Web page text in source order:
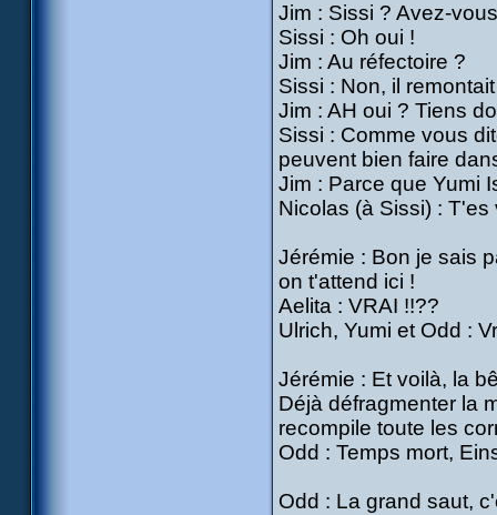
Jim : Sissi ? Avez-
Sissi : Oh oui !
Jim : Au réfectoire ?
Sissi : Non, il
Jim : AH oui ? Tiens
Sissi : Comme vous
peuvent bien faire
Jim : Parce que Yumi
Nicolas (à Sissi) :
Jérémie : Bon je sais
on t'attend ici !
Aelita : VRAI !!??
Ulrich, Yumi et Odd :
Jérémie : Et voilà, la
Déjà défragmenter la
recompile toute les
Odd : Temps mort,
Odd : La grand saut,